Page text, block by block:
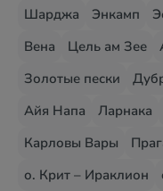
Шарджа
Энкамп
Вена
Цель ам Зее
Золотые пески
Айя Напа
Ларнака
Карловы Вары
о. Крит – Ираклион